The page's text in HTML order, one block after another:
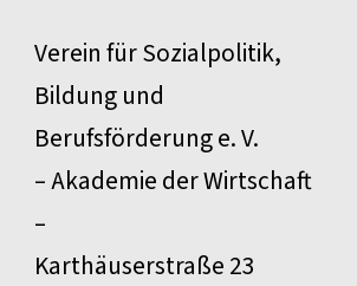
Verein für Sozialpolitik,
Bildung und
Berufsförderung e. V.
– Akademie der Wirtschaft
–
Karthäuserstraße 23